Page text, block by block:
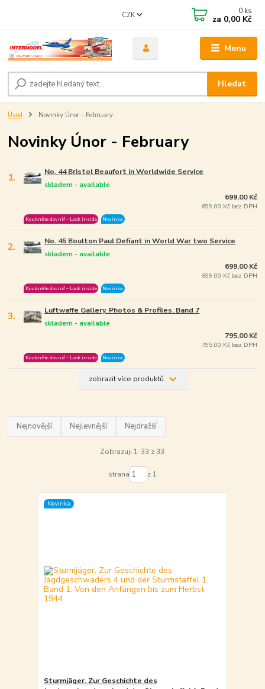
Menu
CZK
Hledat
0 ks
za 0,00 Kč
Úvod Novinky Únor - February
Novinky Únor - February
1. No. 44 Bristol Beaufort in Worldwide Service
skladem - available
Koukněte dovniř – Look inside Novinka
699,00 Kč
699,00 Kč bez DPH
2. No. 45 Boulton Paul Defiant in World War two Service
skladem - available
Koukněte dovniř – Look inside Novinka
699,00 Kč
699,00 Kč bez DPH
3. Luftwaffe Gallery. Photos & Profiles. Band 7
skladem - available
Koukněte dovniř – Look inside Novinka
795,00 Kč
795,00 Kč bez DPH
zobrazit více produktů
Nejnovější Nejlevnější Nejdražší
Zobrazuji 1-33 z 33
strana z 1
Novinka
Sturmjäger. Zur Geschichte des